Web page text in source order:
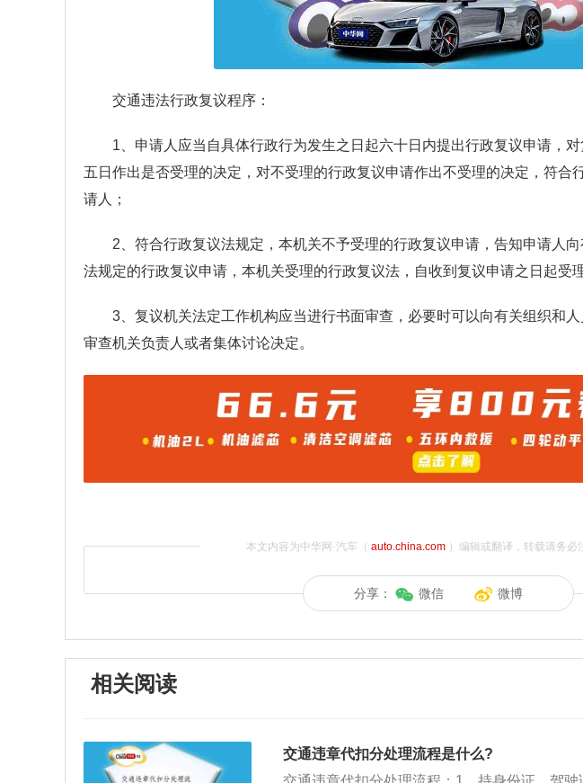
交通违法行政复议程序：
1、申请人应当自具体行政行为发生之日起六十日内提出行政复议申请，
五日作出是否受理的决定，对不受理的行政复议申请作出不受理的决定，符合
请人；
2、符合行政复议法规定，本机关不予受理的行政复议申请，告知申请人
法规定的行政复议申请，本机关受理的行政复议法，自收到复议申请之日起受理
3、复议机关法定工作机构应当进行书面审查，必要时可以向有关组织和
审查机关负责人或者集体讨论决定。
本文内容为中华网·汽车（ auto.china.com）编辑或翻译，转载请务必
分享： 微信 微博
相关阅读
交通违章代扣分处理流程是什么?